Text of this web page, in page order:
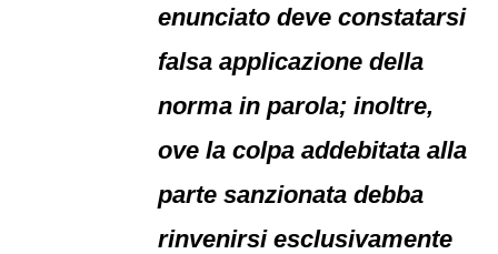
enunciato deve constatarsi
falsa applicazione della
norma in parola; inoltre,
ove la colpa addebitata alla
parte sanzionata debba
rinvenirsi esclusivamente